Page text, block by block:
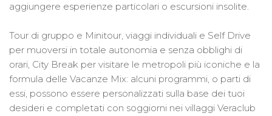
aggiungere esperienze particolari o escursioni insolite.
Tour di gruppo e Minitour, viaggi individuali e Self Drive
per muoversi in totale autonomia e senza obblighi di
orari, City Break per visitare le metropoli più iconiche e la
formula delle Vacanze Mix: alcuni programmi, o parti di
essi, possono essere personalizzati sulla base dei tuoi
desideri e completati con soggiorni nei villaggi Veraclub